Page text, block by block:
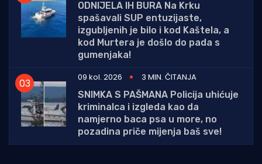
ODNIJELA IH BURA Na Krku
spašavali SUP entuzijaste,
izgubljenih je bilo i kod Kaštela, a
kod Murtera je došlo do pada s
gumenjaka!
09 kol. 2026
3 MIN. ČITANJA
SNIMKA S PAŠMANA Policija uhićuje
kriminalca i izgleda kao da
namjerno baca psa u more, no
pozadina priče mijenja baš sve!